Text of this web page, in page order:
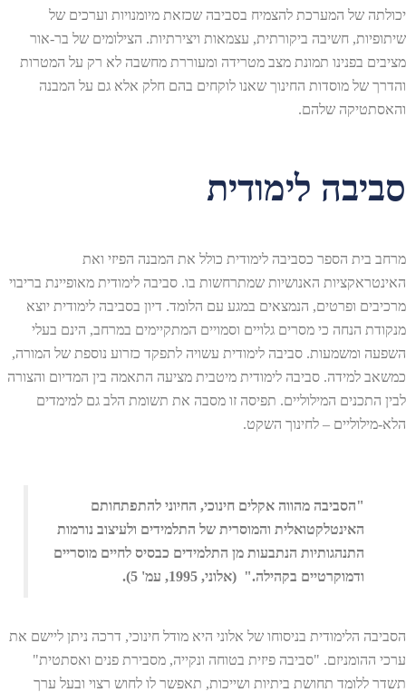
יכולתה של המערכת להצמיח בסביבה שכזאת מיומנויות וערכים של
שיתופיות, חשיבה ביקורתית, עצמאות ויצירתיות. הצילומים של בר-אור
מציבים בפנינו תמונת מצב מטרידה ומעוררת מחשבה לא רק על המטרות
והדרך של מוסדות החינוך שאנו לוקחים בהם חלק אלא גם על המבנה
והאסתטיקה שלהם.
סביבה לימודית
מרחב בית הספר כסביבה לימודית כולל את המבנה הפיזי ואת
האינטראקציות האנושיות שמתרחשות בו. סביבה לימודית מאופיינת בריבוי
מרכיבים ופרטים, הנמצאים במגע עם הלומד. דיון בסביבה לימודית יוצא
מנקודת הנחה כי מסרים גלויים וסמויים המתקיימים במרחב, הינם בעלי
השפעה ומשמעות. סביבה לימודית עשויה לתפקד כזרוע נוספת של המורה,
כמשאב למידה. סביבה לימודית מיטבית מציעה התאמה בין המדיום והצורה
לבין התכנים המילוליים. תפיסה זו מסבה את תשומת הלב גם למימדים
הלא-מילוליים – לחינוך השקט.
"הסביבה מהווה אקלים חינוכי, החיוני להתפתחותם
האינטלקטואלית והמוסרית של התלמידים ולעיצוב נורמות
התנהגותיות הנתבעות מן התלמידים כבסיס לחיים מוסריים
ודמוקרטיים בקהילה." (אלוני, 1995, עמ' 5).
הסביבה הלימודית בניסוחו של אלוני היא מודל חינוכי, דרכה ניתן ליישם את
ערכי ההומניזם. "סביבה פיזית בטוחה ונקייה, מסבירת פנים ואסתטית"
תשדר ללומד תחושת ביתיות ושייכות, תאפשר לו לחוש רצוי ובעל ערך